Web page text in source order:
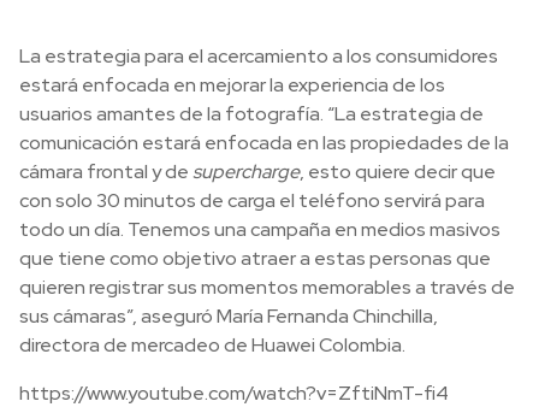
La estrategia para el acercamiento a los consumidores
estará enfocada en mejorar la experiencia de los
usuarios amantes de la fotografía. “La estrategia de
comunicación estará enfocada en las propiedades de la
cámara frontal y desupercharge, esto quiere decir que
con solo 30 minutos de carga el teléfono servirá para
todo un día. Tenemos una campaña en medios masivos
que tiene como objetivo atraer a estas personas que
quieren registrar sus momentos memorables a través de
sus cámaras”, aseguró María Fernanda Chinchilla,
directora de mercadeo de Huawei Colombia.
https://www.youtube.com/watch?v=ZftiNmT-fi4